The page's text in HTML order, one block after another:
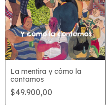
La mentira y cómo la
contamos
$49.900,00